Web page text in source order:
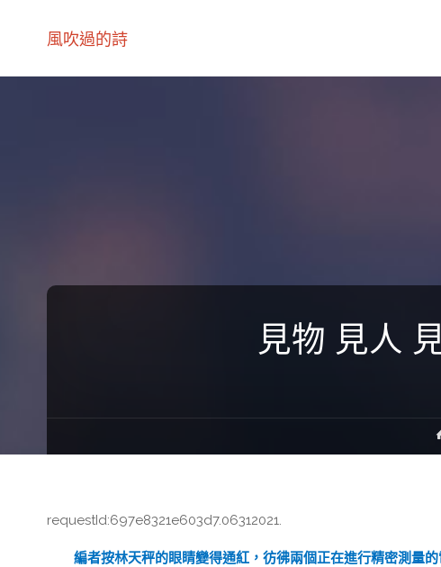
風吹過的詩
見物 見人
requestId:697e8321e603d7.06312021.
編者按林天秤的眼睛變得通紅，彷彿兩個正在進行精密測量的